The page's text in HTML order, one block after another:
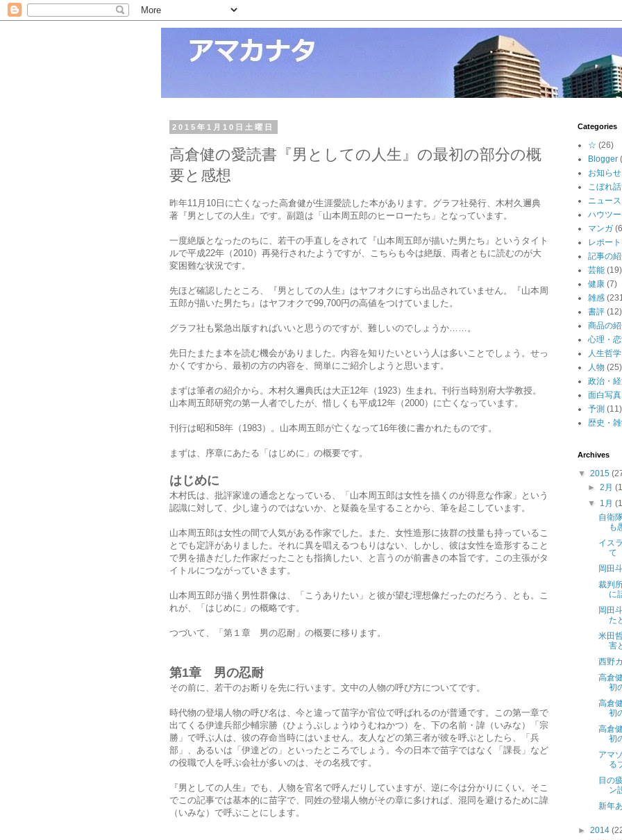
2015年1月10日土曜日
高倉健の愛読書『男としての人生』の最初の部分の概
要と感想
昨年11月10日に亡くなった高倉健が生涯愛読した本があります。グラフ社発行、木村久邇典
著『男としての人生』です。副題は「山本周五郎のヒーローたち」となっています。
一度絶版となったのちに、若干の手直しをされて『山本周五郎が描いた男たち』というタイト
ルで平成22年（2010）再発行されたようですが、こちらも今は絶版、両者ともに読むのが大
変困難な状況です。
先ほど確認したところ、『男としての人生』はヤフオクにすら出品されていません。『山本周
五郎が描いた男たち』はヤフオクで99,700円の高値をつけていました。
グラフ社も緊急出版すればいいと思うのですが、難しいのでしょうか……。
先日たまたま本を読む機会がありました。内容を知りたいという人は多いことでしょう。せっ
かくですから、最初の方の内容を、簡単にご紹介しようと思います。
まずは筆者の紹介から。木村久邇典氏は大正12年（1923）生まれ。刊行当時別府大学教授。
山本周五郎研究の第一人者でしたが、惜しくも平成12年（2000）に亡くなっています。
刊行は昭和58年（1983）。山本周五郎が亡くなって16年後に書かれたものです。
まずは、序章にあたる「はじめに」の概要です。
はじめに
木村氏は、批評家達の通念となっている、「山本周五郎は女性を描くのが得意な作家」という
認識に対して、少し違うのではないか、と疑義を呈することから、筆を起こしています。
山本周五郎は女性の間で人気がある作家でした。また、女性造形に抜群の技量も持っているこ
とでも定評がありました。それに異を唱えるつもりはない、しかし、彼は女性を造形すること
で男を描きだした作家だったことも指摘したい、と言うのが前書きの本旨です。この主張がタ
イトルにつながっていきます。
山本周五郎が描く男性群像は、「こうありたい」と彼が望む理想像だったのだろう、とも。こ
れが、「はじめに」の概略です。
つづいて、「第１章 男の忍耐」の概要に移ります。
第1章 男の忍耐
その前に、若干のお断りを先に行います。文中の人物の呼び方についてです。
時代物の登場人物の呼び名は、今と違って苗字か官位で呼ばれるのが普通です。この第一章で
出てくる伊達兵部少輔宗勝（ひょうぶしょうゆうむねかつ）を、下の名前・諱（いみな）「宗
勝」で呼ぶ人は、彼の存命当時にはいません。友人などの第三者が彼を呼ぶとしたら、「兵
部」、あるいは「伊達どの」といったところでしょう。今の日本で苗字ではなく「課長」など
の役職で人を呼ぶ会社が多いのは、その名残です。
『男としての人生』でも、人物を官名で呼んだりしていますが、逆に今は分かりにくい。そこ
でこの記事では基本的に苗字で、同姓の登場人物がその章に多ければ、混同を避けるために諱
（いみな）で呼ぶことにします。
Categories
☆ (26)
Blogger
お知ら
こぼれ話
ニュース
ハウツー
マンガ
レポート
記事の
芸能 (19)
健康 (7)
雑感
書評 (12)
商品の
心理・
人生哲学
人物 (25)
政治・
面白写
予測 (11)
歴史・
Archives
▼ 2015
►2月
▼ 1月
自衛
も
イス
て
岡田
裁判
に
岡田
た
米田
害
西野
高倉
初
高倉
初
高倉
初
アマ
る
目の
ン
新年
► 2014